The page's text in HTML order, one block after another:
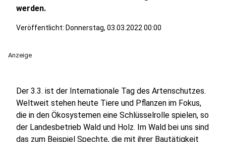
werden.
Veröffentlicht: Donnerstag, 03.03.2022 00:00
Anzeige
Der 3.3. ist der Internationale Tag des Artenschutzes.
Weltweit stehen heute Tiere und Pflanzen im Fokus,
die in den Ökosystemen eine Schlüsselrolle spielen, so
der Landesbetrieb Wald und Holz. Im Wald bei uns sind
das zum Beispiel Spechte, die mit ihrer Bautätigkeit